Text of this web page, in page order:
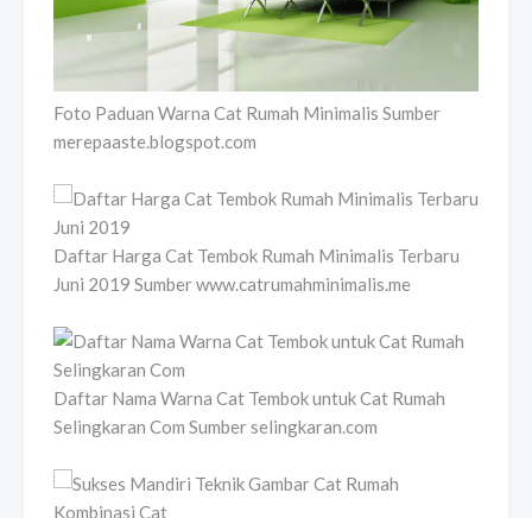
Foto Paduan Warna Cat Rumah Minimalis Sumber
merepaaste.blogspot.com
Daftar Harga Cat Tembok Rumah Minimalis Terbaru
Juni 2019 Sumber www.catrumahminimalis.me
Daftar Nama Warna Cat Tembok untuk Cat Rumah
Selingkaran Com Sumber selingkaran.com